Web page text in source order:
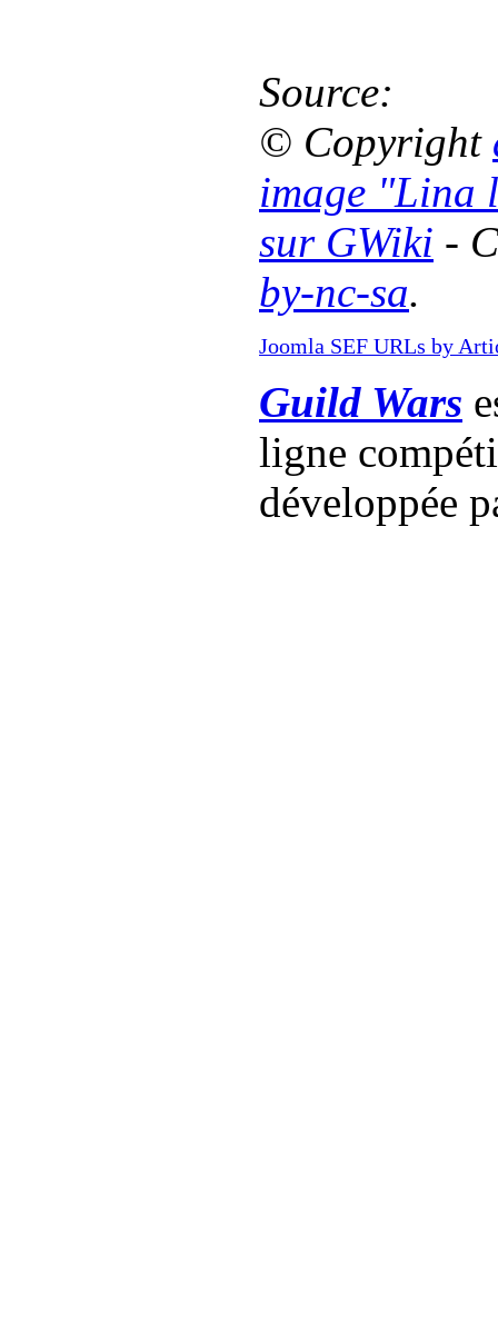
Source:
© Copyright
image "Lina
sur GWiki -
by-nc-sa.
Joomla SEF URLs by
Guild Wars
ligne
développée